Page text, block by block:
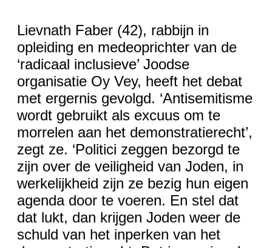
Lievnath Faber (42), rabbijn in
opleiding en medeoprichter van de
‘radicaal inclusieve’ Joodse
organisatie Oy Vey, heeft het debat
met ergernis gevolgd. ‘Antisemitisme
wordt gebruikt als excuus om te
morrelen aan het demonstratierecht’,
zegt ze. ‘Politici zeggen bezorgd te
zijn over de veiligheid van Joden, in
werkelijkheid zijn ze bezig hun eigen
agenda door te voeren. En stel dat
dat lukt, dan krijgen Joden weer de
schuld van het inperken van het